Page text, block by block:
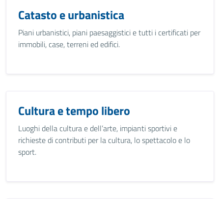
Catasto e urbanistica
Piani urbanistici, piani paesaggistici e tutti i certificati per
immobili, case, terreni ed edifici.
Cultura e tempo libero
Luoghi della cultura e dell’arte, impianti sportivi e
richieste di contributi per la cultura, lo spettacolo e lo
sport.